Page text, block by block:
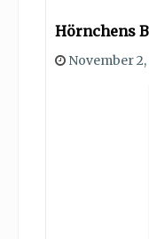
Hörnchens
November 2,